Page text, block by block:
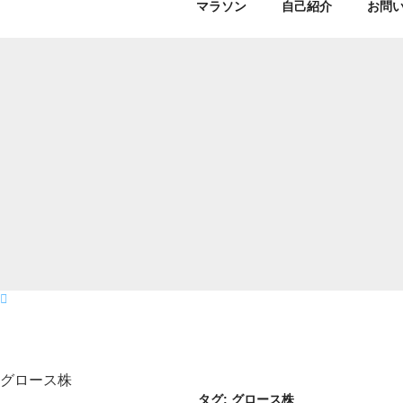
マラソン 自己紹介 お問
グロース株
タグ: グロース株